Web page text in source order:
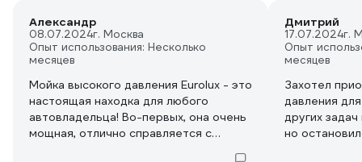
Александр
08.07.2024г. Москва
Опыт использования: Несколько
месяцев
Мойка высокого давления Eurolux - это
настоящая находка для любого
автовладельца! Во-первых, она очень
мощная, отлично справляется с
Дмитрий
17.07.2024г.
Опыт
месяцев
Захотел
давления
других
но